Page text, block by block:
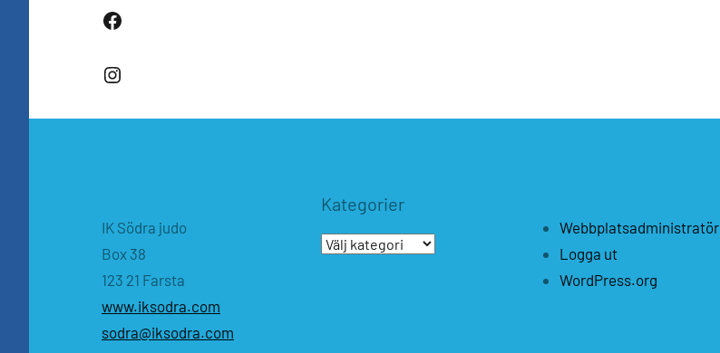
Facebook
Instagram
IK Södra judo
Box 38
123 21 Farsta
www.iksodra.com
sodra@iksodra.com
Kategorier
Kategorier
Webbplatsadministratör
Logga ut
WordPress.org